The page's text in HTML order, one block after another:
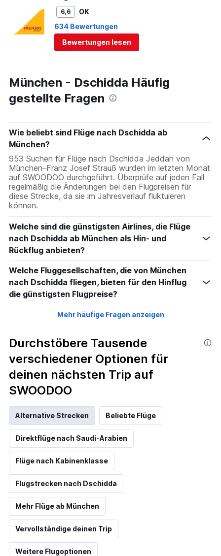
6,6
OK
634 Bewertungen
Bewertungen lesen
München - Dschidda Häufig
gestellte Fragen
Wie beliebt sind Flüge nach Dschidda ab
München?
953 Suchen für Flüge nach Dschidda Jeddah von
München–Franz Josef Strauß wurden im letzten Monat
auf SWOODOO durchgeführt. Überprüfe auf jeden Fall
regelmäßig die Änderungen bei den Flugpreisen für
diese Strecke, da sie im Jahresverlauf fluktuieren
können.
Welche sind die günstigsten Airlines, die Flüge
nach Dschidda ab München als Hin- und
Rückflug anbieten?
Welche Fluggesellschaften, die von München
nach Dschidda fliegen, bieten für den Hinflug
die günstigsten Flugpreise?
Mehr häufige Fragen anzeigen
Durchstöbere Tausende
verschiedener Optionen für
deinen nächsten Trip auf
SWOODOO
Alternative Strecken Beliebte Flüge
Direktflüge nach Saudi-Arabien
Flüge nach Kabinenklasse
Flugstrecken nach Dschidda
Mehr Flüge ab München
Vervollständige deinen Trip
Weitere Flugoptionen